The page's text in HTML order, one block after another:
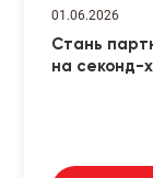
01.06.2026
Стань
на секонд-